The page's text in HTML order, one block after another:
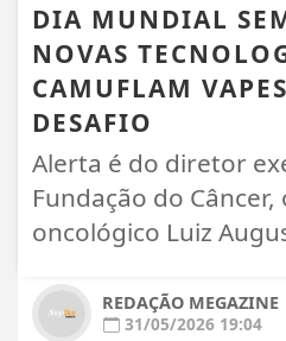
DIA MUNDIAL
NOVAS
CAMUFLAM
DESAFIO
Alerta é do diretor
Fundação do
oncológico Luiz
REDAÇÃO MEGAZINE
31/05/2026 19:04